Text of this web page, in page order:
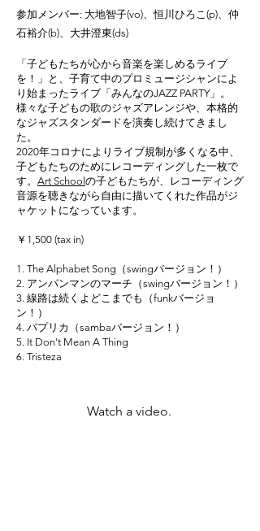
参加メンバー: 大地智子(vo)、恒川ひろこ(p)、仲
石裕介(b)、大井澄東(ds)
「子どもたちが心から音楽を楽しめるライブ
を！」と、子育て中のプロミュージシャンによ
り始まったライブ「みんなのJAZZ PARTY」。
様々な子どもの歌のジャズアレンジや、本格的
なジャズスタンダードを演奏し続けてきまし
た。
2020年コロナによりライブ規制が多くなる中、
子どもたちのためにレコーディングした一枚で
す。 Art School の子どもたちが、レコーディング
音源を聴きながら自由に描いてくれた作品がジ
ャケットになっています。
￥1,500 (tax in)
1. The Alphabet Song（swingバージョン！）
2. アンパンマンのマーチ（swingバージョン！）
3. 線路は続くよどこまでも（funkバージョ
ン！）
4. パプリカ（sambaバージョン！）
5. It Don't Mean A Thing
6. Tristeza
Watch a video.